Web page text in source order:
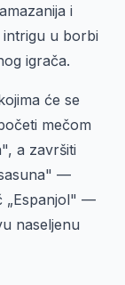
i
intrigu u borbi
igrača.
će se
mečom
a završiti
—
„Espanjol" —
naseljenu